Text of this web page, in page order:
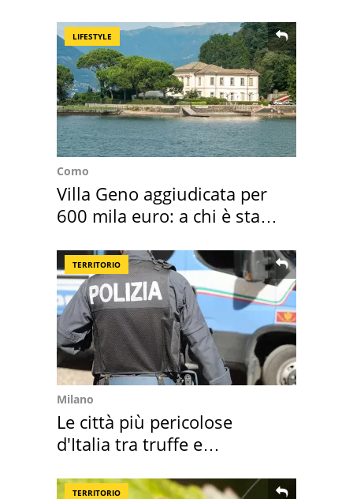
LIFESTYLE
Como
Villa Geno aggiudicata per
600 mila euro: a chi è stata
TERRITORIO
Milano
Le città più pericolose
d'Italia tra truffe e
TERRITORIO